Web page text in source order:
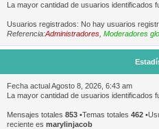
La mayor cantidad de usuarios identificados
Usuarios registrados: No hay usuarios
Referencia:Administradores Moderadores
Fecha actual Agosto 8, 2026, 6:43 am
La mayor cantidad de usuarios identificados
Mensajes totales 853 •Temas totales 462
reciente es marylinjacob